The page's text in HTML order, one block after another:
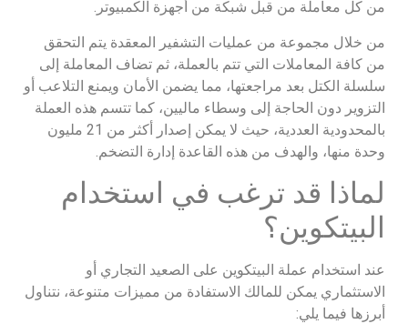
من كل معاملة من قبل شبكة من أجهزة الكمبيوتر.
من خلال مجموعة من عمليات التشفير المعقدة يتم التحقق
من كافة المعاملات التي تتم بالعملة، ثم تضاف المعاملة إلى
سلسلة الكتل بعد مراجعتها، مما يضمن الأمان ويمنع التلاعب أو
التزوير دون الحاجة إلى وسطاء ماليين، كما تتسم هذه العملة
بالمحدودية العددية، حيث لا يمكن إصدار أكثر من 21 مليون
وحدة منها، والهدف من هذه القاعدة إدارة التضخم.
لماذا قد ترغب في استخدام
البيتكوين؟
عند استخدام عملة البيتكوين على الصعيد التجاري أو
الاستثماري يمكن للمالك الاستفادة من مميزات متنوعة، نتناول
أبرزها فيما يلي: